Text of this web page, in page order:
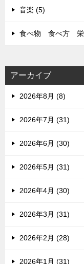
音楽 (5)
食べ物 食べ方 栄
アーカイブ
2026年8月 (8)
2026年7月 (31)
2026年6月 (30)
2026年5月 (31)
2026年4月 (30)
2026年3月 (31)
2026年2月 (28)
2026年1月 (31)